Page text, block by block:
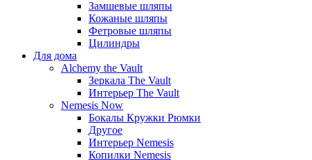
Замшевые шляпы
Кожаные шляпы
Фетровые шляпы
Цилиндры
Для дома
Alchemy the Vault
Зеркала The Vault
Интерьер The Vault
Nemesis Now
Бокалы Кружки Рюмки
Другое
Интерьер Nemesis
Копилки Nemesis